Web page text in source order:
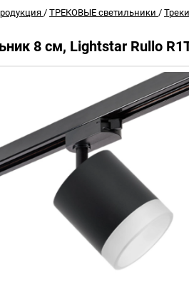
/ ТРЕКОВЫЕ светильники /
8 см, Lightstar Rullo